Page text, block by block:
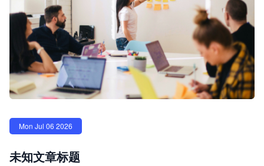
Mon Jul 06 2026
未知文章标题